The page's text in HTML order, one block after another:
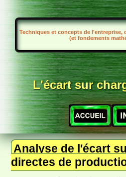
Techniques et concepts de l'entreprise,
(et fondements
L'écart sur
Analyse de l'écart
directes de